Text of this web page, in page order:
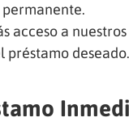
acceso a
préstamo deseado.